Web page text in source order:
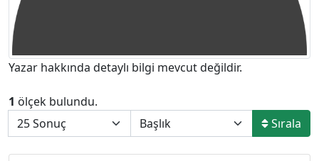
Yazar hakkında detaylı bilgi mevcut değildir.
1 ölçek bulundu.
Sırala